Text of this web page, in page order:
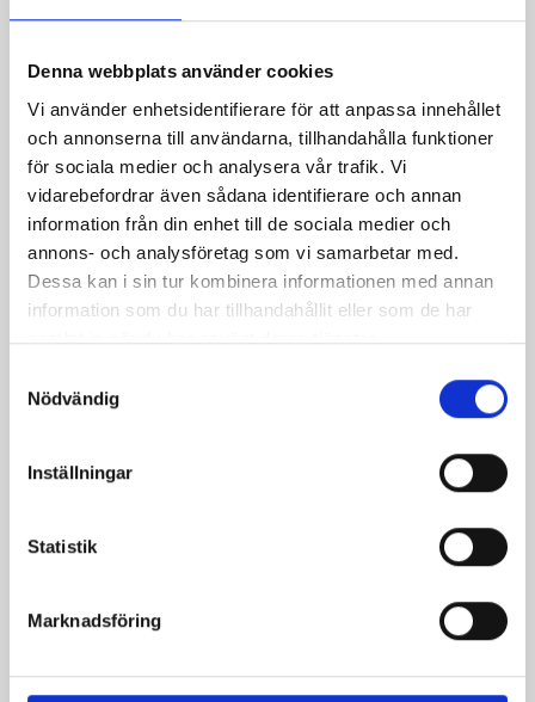
Denna webbplats använder cookies
Vi använder enhetsidentifierare för att anpassa innehållet
och annonserna till användarna, tillhandahålla funktioner
för sociala medier och analysera vår trafik. Vi
vidarebefordrar även sådana identifierare och annan
information från din enhet till de sociala medier och
annons- och analysföretag som vi samarbetar med.
Dessa kan i sin tur kombinera informationen med annan
information som du har tillhandahållit eller som de har
samlat in när du har använt deras tjänster.
Nödvändig
Inställningar
Statistik
Marknadsföring
crème fraiche-fyllda
chèvrekräm och